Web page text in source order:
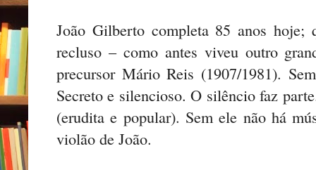
João Gilberto completa 85 anos hoje;
recluso – como antes viveu outro
precursor Mário Reis (1907/1981).
Secreto e silencioso. O silêncio faz
(erudita e popular). Sem ele não há
violão de João.